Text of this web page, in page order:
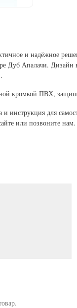
и надёжное
Дуб Апалачи.
кромкой ПВХ,
инструкция для
или позвоните нам.